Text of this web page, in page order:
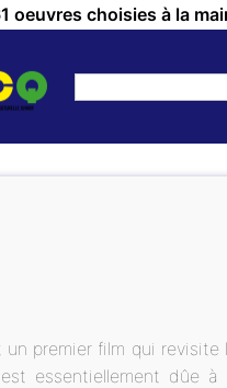
oeuvres choisies à la
un premier film qui
essentiellement dûe à